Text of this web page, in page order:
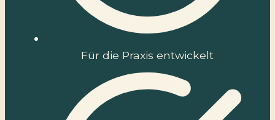
Für die Praxis entwickelt